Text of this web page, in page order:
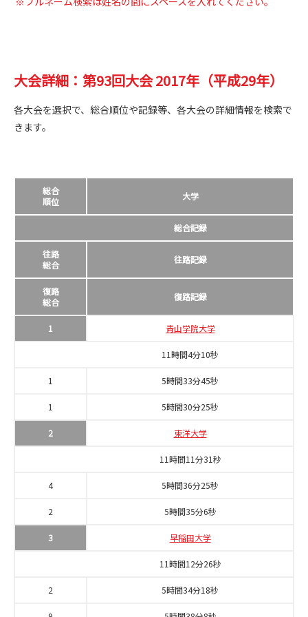
大会詳細：第93回大会 2017年（平成29年）
各大会を選択で、総合順位や記録等、各大会の詳細情報を検索で
きます。
総合
順位
大学
総合記録
往路
総合
往路記録
復路
総合
復路記録
1 青山学院大学
11時間4分10秒
1 5時間33分45秒
1 5時間30分25秒
2 東洋大学
11時間11分31秒
4 5時間36分25秒
2 5時間35分6秒
3 早稲田大学
11時間12分26秒
2 5時間34分18秒